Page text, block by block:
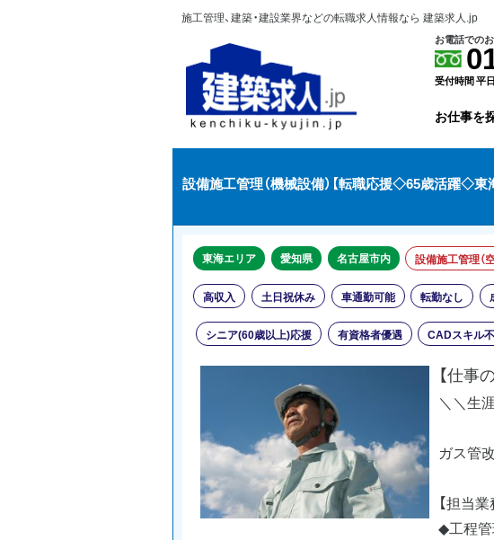
施工管理、建築・建設業界などの転職求人情報なら 建築求人.jp
お電話での
受付時間 平
お仕事を
設備施工管理（機械設備）【転職応援◇65歳活躍◇東
東海エリア 愛知県 名古屋市内 設備施工管理（
高収入 土日祝休み 車通勤可能 転勤なし
シニア(60歳以上)応援 有資格者優遇 CADスキル
【仕事
＼＼生
ガス管
【担当業
◆工程管